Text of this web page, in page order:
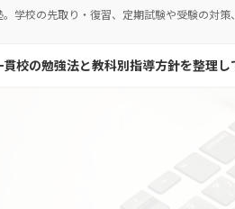
学校の先取り・復習、定期試験や受験の対
貫校の勉強法と教科別指導方針を整理